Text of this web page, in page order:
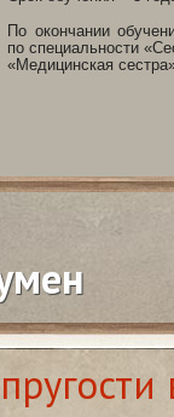
По окончании
по специальности
«Медицинская